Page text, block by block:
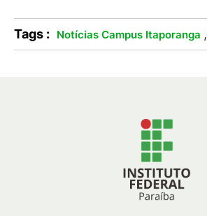
Tags : Notícias Campus Itaporanga ,